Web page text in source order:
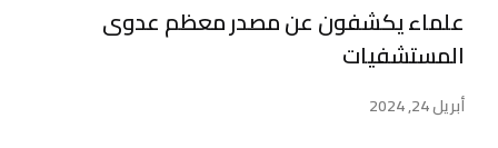
علماء يكشفون عن مصدر معظم عدوى
المستشفيات
أبريل 24, 2024